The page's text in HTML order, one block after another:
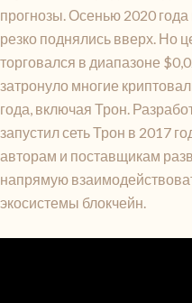
прогнозы. Осенью 2020
резко поднялись вверх. Но
торговался в диапазоне
затронуло многие
года, включая Трон.
запустил сеть Трон в 2017
авторам и поставщикам
напрямую
экосистемы блокчейн.